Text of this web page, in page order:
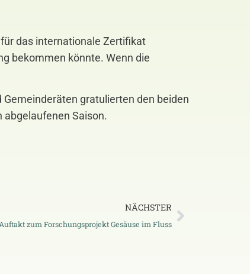
das internationale Zertifikat
bekommen könnte. Wenn die
gratulierten den beiden
abgelaufenen Saison.
NÄCHSTER
Auftakt zum Forschungsprojekt Gesäuse im Fluss